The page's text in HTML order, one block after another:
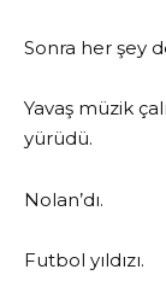
Sonra her şey
Yavaş müzik
yürüdü.
Nolan’dı.
Futbol yıldızı.